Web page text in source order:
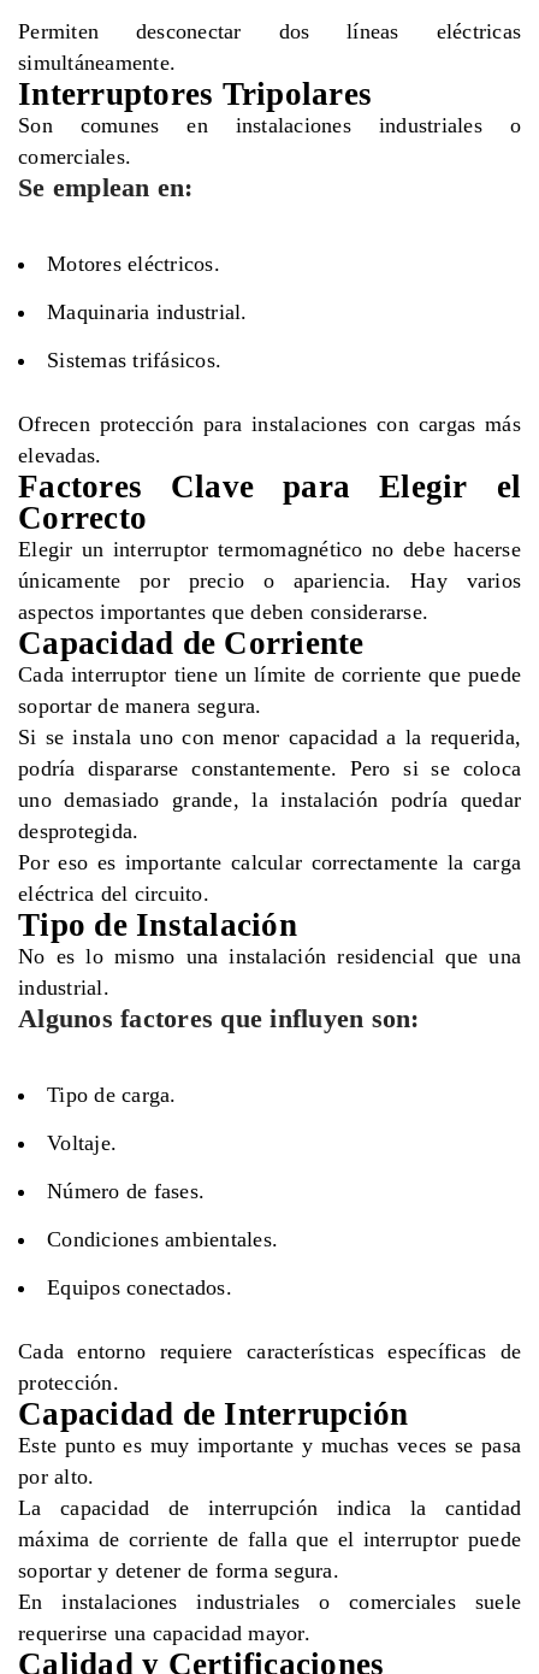
Permiten desconectar dos líneas eléctricas
simultáneamente.
Interruptores Tripolares
Son comunes en instalaciones industriales o
comerciales.
Se emplean en:
Motores eléctricos.
Maquinaria industrial.
Sistemas trifásicos.
Ofrecen protección para instalaciones con cargas más
elevadas.
Factores Clave para Elegir el
Correcto
Elegir un interruptor termomagnético no debe hacerse
únicamente por precio o apariencia. Hay varios
aspectos importantes que deben considerarse.
Capacidad de Corriente
Cada interruptor tiene un límite de corriente que puede
soportar de manera segura.
Si se instala uno con menor capacidad a la requerida,
podría dispararse constantemente. Pero si se coloca
uno demasiado grande, la instalación podría quedar
desprotegida.
Por eso es importante calcular correctamente la carga
eléctrica del circuito.
Tipo de Instalación
No es lo mismo una instalación residencial que una
industrial.
Algunos factores que influyen son:
Tipo de carga.
Voltaje.
Número de fases.
Condiciones ambientales.
Equipos conectados.
Cada entorno requiere características específicas de
protección.
Capacidad de Interrupción
Este punto es muy importante y muchas veces se pasa
por alto.
La capacidad de interrupción indica la cantidad
máxima de corriente de falla que el interruptor puede
soportar y detener de forma segura.
En instalaciones industriales o comerciales suele
requerirse una capacidad mayor.
Calidad y Certificaciones